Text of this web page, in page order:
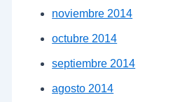
noviembre 2014
octubre 2014
septiembre 2014
agosto 2014